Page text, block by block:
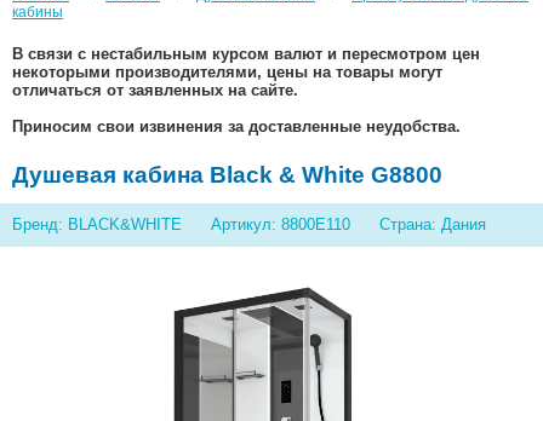
кабины
В связи с нестабильным курсом валют и пересмотром цен
некоторыми производителями, цены на товары могут
отличаться от заявленных на сайте.
Приносим свои извинения за доставленные неудобства.
Душевая кабина Black & White G8800
Бренд: BLACK&WHITE Артикул: 8800E110 Страна: Дания